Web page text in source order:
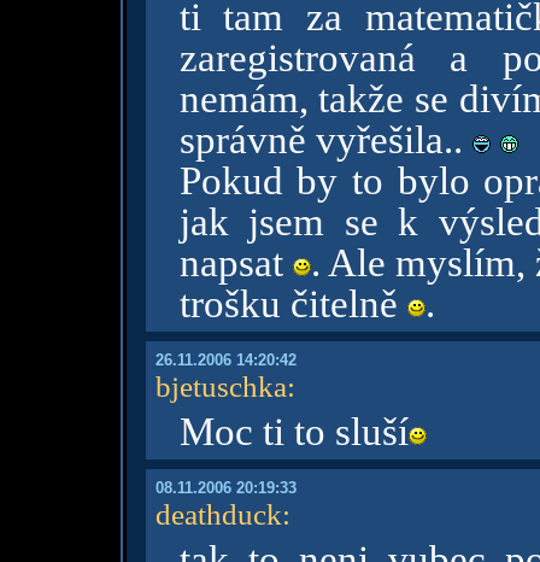
ti tam za
zaregistrovaná a
nemám, takže se
správně vyřešila..
Pokud by to bylo
jak jsem se k
napsat
. Ale myslím,
trošku čitelně
.
26.11.2006 14:20:42
bjetuschka:
Moc ti to sluší
08.11.2006 20:19:33
deathduck: